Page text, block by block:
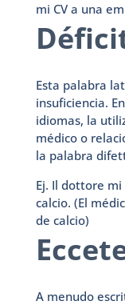
mi CV a una
Esta palabra
insuficiencia.
idiomas, la
médico o
la palabra
Ej. Il dottore
calcio. (El
de calcio)
A menudo